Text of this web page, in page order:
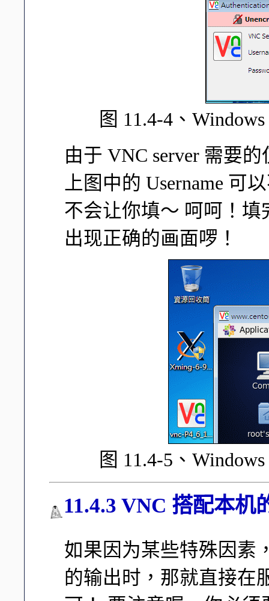
图 11.4-4、
由于 VNC server 需要
上图中的 Username 可
不会让你填～ 呵呵！
出现正确的画面啰！
图 11.4-5、
11.4.3 VNC 搭配本机
如果因为某些特殊因素
的输出时，那就直接在